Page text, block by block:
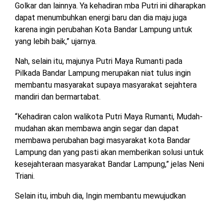
DPRD
TULANG
BAWANG
BARAT
DPRD
WAYKANAN
PERIKLANAN
PRIVASI
MEDIA
MEDIA
SIBER
KAMI
Golkar dan lainnya. Ya kehadiran mba Putri ini diharapkan
dapat menumbuhkan energi baru dan dia maju juga
karena ingin perubahan Kota Bandar Lampung untuk
yang lebih baik,” ujarnya.
Nah, selain itu, majunya Putri Maya Rumanti pada
Pilkada Bandar Lampung merupakan niat tulus ingin
membantu masyarakat supaya masyarakat sejahtera
mandiri dan bermartabat.
“Kehadiran calon walikota Putri Maya Rumanti, Mudah-
mudahan akan membawa angin segar dan dapat
membawa perubahan bagi masyarakat kota Bandar
Lampung dan yang pasti akan memberikan solusi untuk
kesejahteraan masyarakat Bandar Lampung,” jelas Neni
Triani.
Selain itu, imbuh dia, Ingin membantu mewujudkan